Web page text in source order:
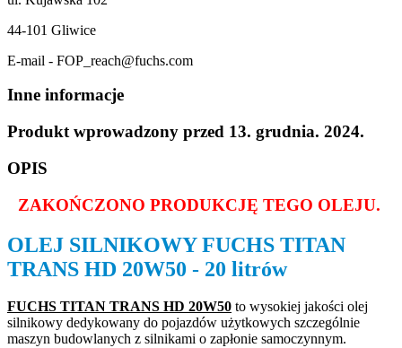
44-101 Gliwice
E-mail - FOP_reach@fuchs.com
Inne informacje
Produkt wprowadzony przed 13. grudnia. 2024.
OPIS
ZAKOŃCZONO PRODUKCJĘ TEGO OLEJU.
OLEJ SILNIKOWY FUCHS TITAN
TRANS HD 20W50 - 20 litrów
FUCHS TITAN TRANS HD 20W50 to wysokiej jakości olej
silnikowy dedykowany do pojazdów użytkowych szczególnie
maszyn budowlanych z silnikami o zapłonie samoczynnym.